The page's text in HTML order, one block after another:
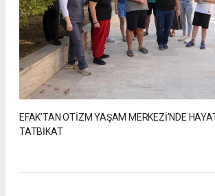
EFAK’TAN OTİZM YAŞAM MERKEZİ’NDE
TATBİKAT